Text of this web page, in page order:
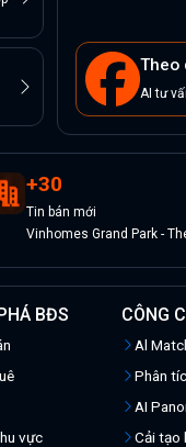
Theo
AI tư
+30
Tin bán mới
Vinhomes Grand Park -
BĐS
vực
CÔNG
Al
Phân
AI
Cải tạo